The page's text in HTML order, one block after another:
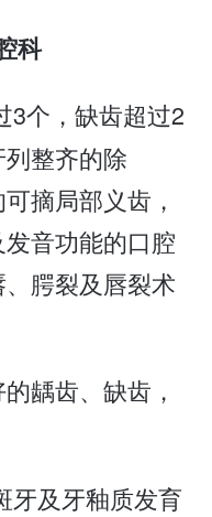
科
3个，缺齿超过2
整齐的除
摘局部义齿，
音功能的口腔
腭裂及唇裂术
龋齿、缺齿，
牙及牙釉质发育